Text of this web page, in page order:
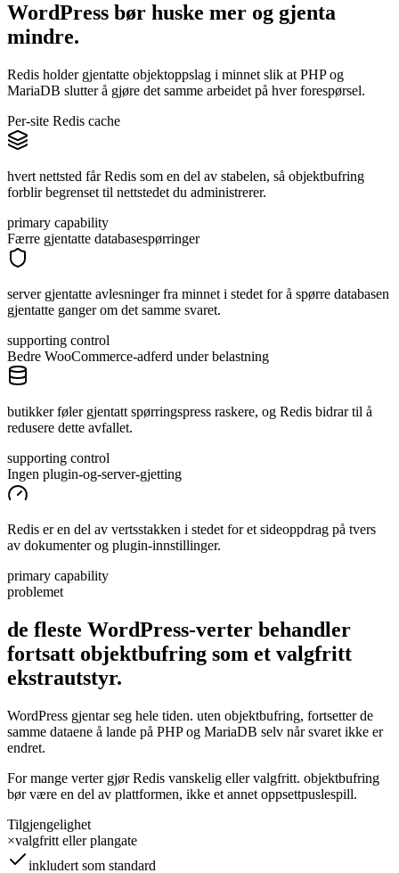
WordPress bør huske mer og gjenta
mindre.
Redis holder gjentatte objektoppslag i minnet slik at PHP og
MariaDB slutter å gjøre det samme arbeidet på hver forespørsel.
Per-site Redis cache
hvert nettsted får Redis som en del av stabelen, så objektbufring
forblir begrenset til nettstedet du administrerer.
primary capability
Færre gjentatte databasespørringer
server gjentatte avlesninger fra minnet i stedet for å spørre databasen
gjentatte ganger om det samme svaret.
supporting control
Bedre WooCommerce-adferd under belastning
butikker føler gjentatt spørringspress raskere, og Redis bidrar til å
redusere dette avfallet.
supporting control
Ingen plugin-og-server-gjetting
Redis er en del av vertsstakken i stedet for et sideoppdrag på tvers
av dokumenter og plugin-innstillinger.
primary capability
problemet
de fleste WordPress-verter behandler
fortsatt objektbufring som et valgfritt
ekstrautstyr.
WordPress gjentar seg hele tiden. uten objektbufring, fortsetter de
samme dataene å lande på PHP og MariaDB selv når svaret ikke er
endret.
For mange verter gjør Redis vanskelig eller valgfritt. objektbufring
bør være en del av plattformen, ikke et annet oppsettpuslespill.
Tilgjengelighet
×valgfritt eller plangate
inkludert som standard